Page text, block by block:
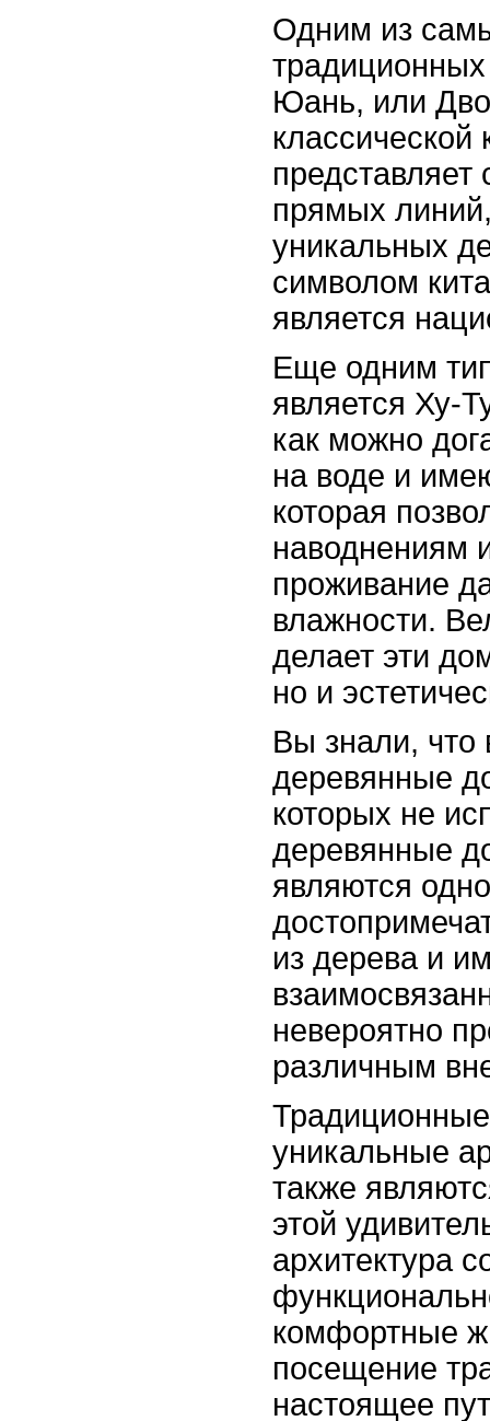
Одним из
Юань, или
классической
прямых
уникальных
символом
является
Еще одним
является Ху-
как можно
на воде и
которая
наводнениям
проживание
влажности.
делает эти
но и
Вы знали, что
деревянные
которых не
деревянные
являются
из дерева и
невероятно
различным
уникальные
также
этой
архитектура
комфортные
посещение
настоящее